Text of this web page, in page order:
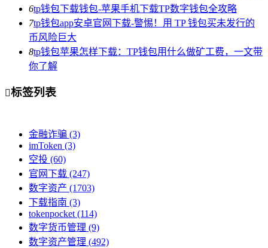
6tp钱包下载钱包-苹果手机下载TP数字钱包全攻略
7tp钱包app安卓官网下载-警惕！用 TP 钱包买未发行的
币风险巨大
8tp钱包苹果怎样下载：TP钱包用什么做矿工费，一文带
你了解
标签列表
金融诈骗 (3)
imToken (3)
空投 (60)
官网下载 (247)
数字资产 (1703)
下载指南 (3)
tokenpocket (114)
数字货币管理 (9)
数字资产管理 (492)